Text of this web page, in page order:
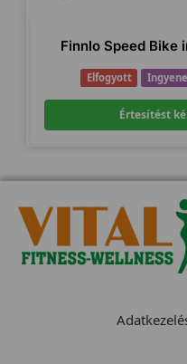
Finnlo Speed Bike
Elfogyott
Értesítést